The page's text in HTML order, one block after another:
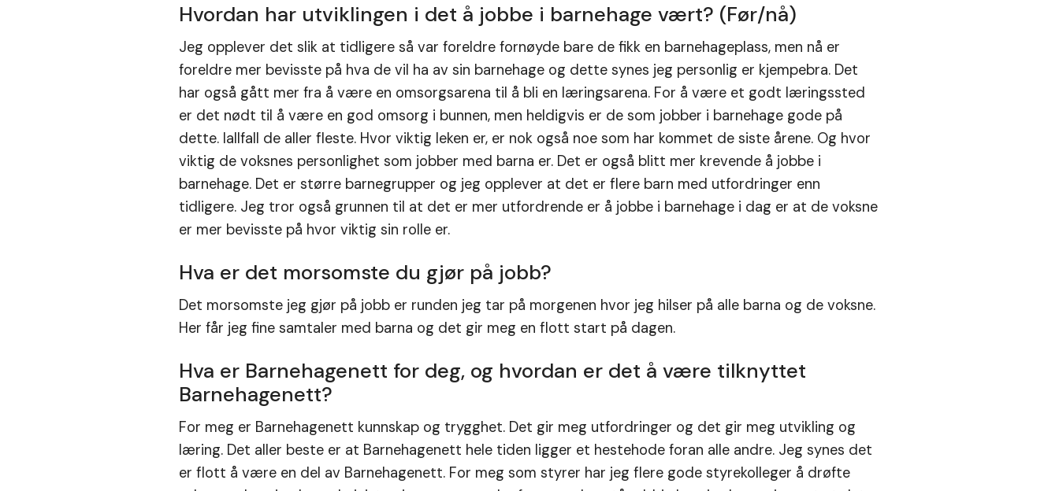
Hvordan har utviklingen i det å jobbe i barnehage vært? (Før/nå)
Jeg opplever det slik at tidligere så var foreldre fornøyde bare de fikk en barnehageplass, men nå er
foreldre mer bevisste på hva de vil ha av sin barnehage og dette synes jeg personlig er kjempebra. Det
har også gått mer fra å være en omsorgsarena til å bli en læringsarena. For å være et godt læringssted
er det nødt til å være en god omsorg i bunnen, men heldigvis er de som jobber i barnehage gode på
dette. Iallfall de aller fleste. Hvor viktig leken er, er nok også noe som har kommet de siste årene. Og hvor
viktig de voksnes personlighet som jobber med barna er. Det er også blitt mer krevende å jobbe i
barnehage. Det er større barnegrupper og jeg opplever at det er flere barn med utfordringer enn
tidligere. Jeg tror også grunnen til at det er mer utfordrende er å jobbe i barnehage i dag er at de voksne
er mer bevisste på hvor viktig sin rolle er.
Hva er det morsomste du gjør på jobb?
Det morsomste jeg gjør på jobb er runden jeg tar på morgenen hvor jeg hilser på alle barna og de voksne.
Her får jeg fine samtaler med barna og det gir meg en flott start på dagen.
Hva er Barnehagenett for deg, og hvordan er det å være tilknyttet
Barnehagenett?
For meg er Barnehagenett kunnskap og trygghet. Det gir meg utfordringer og det gir meg utvikling og
læring. Det aller beste er at Barnehagenett hele tiden ligger et hestehode foran alle andre. Jeg synes det
er flott å være en del av Barnehagenett. For meg som styrer har jeg flere gode styrekolleger å drøfte